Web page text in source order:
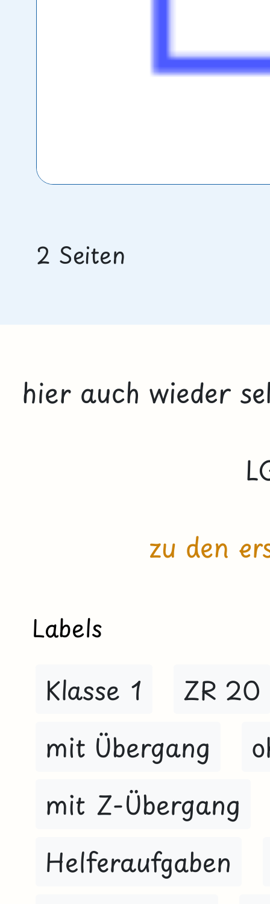
2 Seiten
hier auch wieder
zu den
Labels
Klasse 1
ZR 20
mit Übergang
mit Z-Übergang
Helferaufgaben